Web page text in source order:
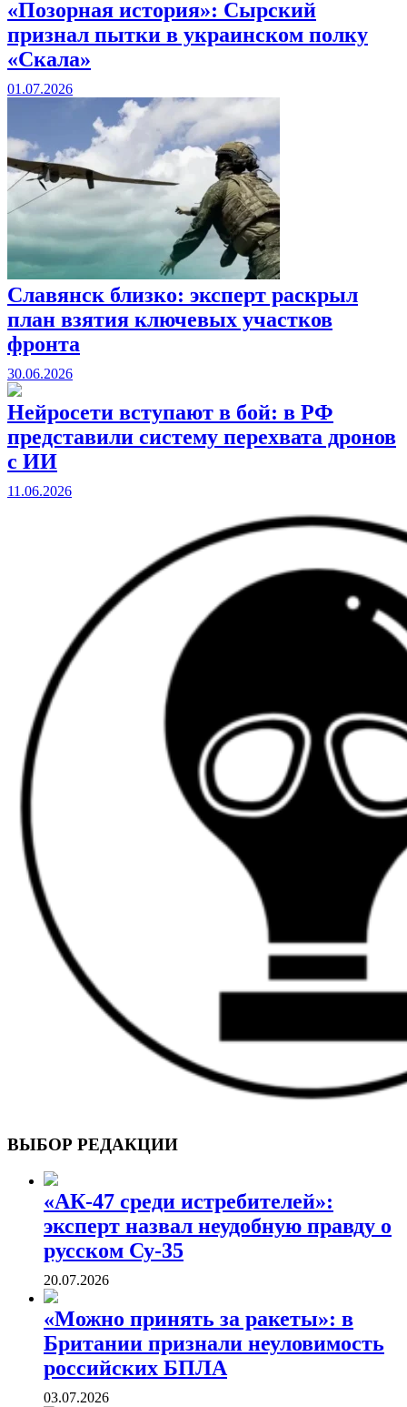
«Позорная история»: Сырский
признал пытки в украинском полку
«Скала»
01.07.2026
Славянск близко: эксперт раскрыл
план взятия ключевых участков
фронта
30.06.2026
Нейросети вступают в бой: в РФ
представили систему перехвата дронов
с ИИ
11.06.2026
ВОЕННЫЕ СТРАНИЦЫ
СТАТЬИ ВОЕННОЙ ТЕМАТИКИ
ВЫБОР РЕДАКЦИИ
«АК-47 среди истребителей»:
эксперт назвал неудобную правду о
русском Су-35
20.07.2026
«Можно принять за ракеты»: в
Британии признали неуловимость
российских БПЛА
03.07.2026